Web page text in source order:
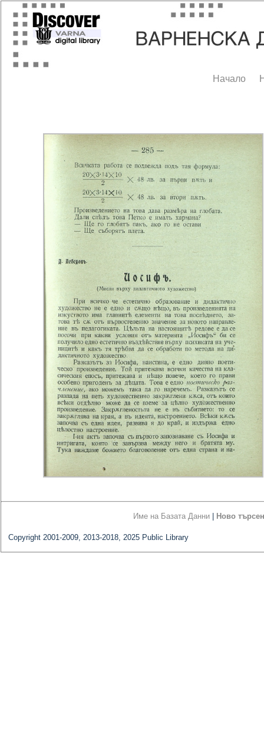
Начало
Име на Базата Данни Ново
Copyright 2001-2009, 2013-2018, 2025 Public Library